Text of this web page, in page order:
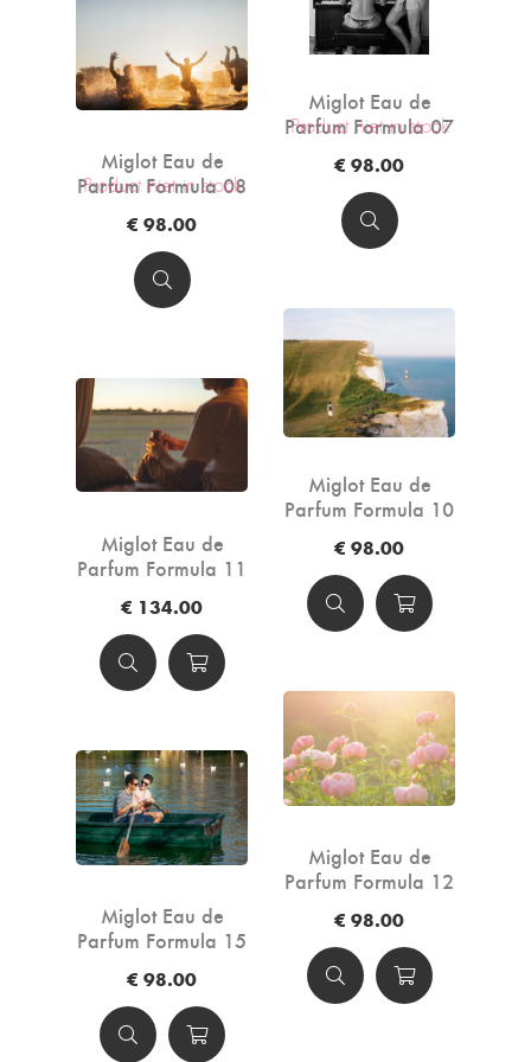
Miglot Eau de
Parfum Formula 07
€ 98.00
Product niet in stock
Miglot Eau de
Parfum Formula 08
€ 98.00
Product niet in stock
Miglot Eau de
Parfum Formula 10
€ 98.00
Miglot Eau de
Parfum Formula 11
€ 134.00
Miglot Eau de
Parfum Formula 12
€ 98.00
Miglot Eau de
Parfum Formula 15
€ 98.00